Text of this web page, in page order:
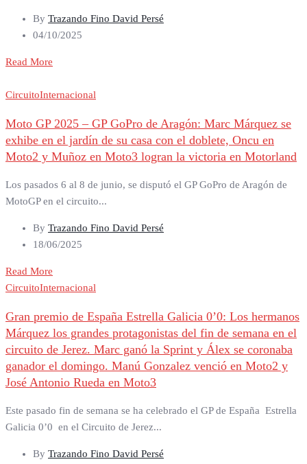
By Trazando Fino David Persé
04/10/2025
Read More
CircuitoInternacional
Moto GP 2025 – GP GoPro de Aragón: Marc Márquez se
exhibe en el jardín de su casa con el doblete, Oncu en
Moto2 y Muñoz en Moto3 logran la victoria en Motorland
Los pasados 6 al 8 de junio, se disputó el GP GoPro de Aragón de
MotoGP en el circuito...
By Trazando Fino David Persé
18/06/2025
Read More
CircuitoInternacional
Gran premio de España Estrella Galicia 0’0: Los hermanos
Márquez los grandes protagonistas del fin de semana en el
circuito de Jerez. Marc ganó la Sprint y Álex se coronaba
ganador el domingo. Manú Gonzalez venció en Moto2 y
José Antonio Rueda en Moto3
Este pasado fin de semana se ha celebrado el GP de España Estrella
Galicia 0’0 en el Circuito de Jerez...
By Trazando Fino David Persé